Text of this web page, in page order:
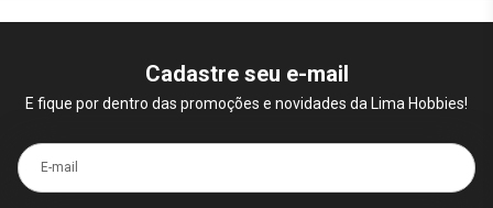
Cadastre seu e-mail
E fique por dentro das promoções e novidades da Lima Hobbies!
E-mail